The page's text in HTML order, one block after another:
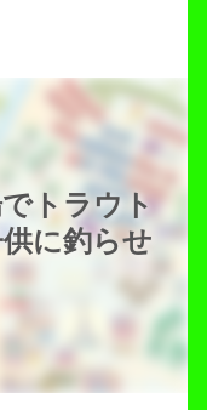
トラウト
に釣らせ